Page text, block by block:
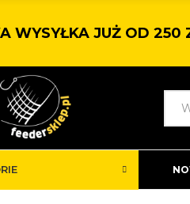
WYSYŁKA JUŻ OD 250